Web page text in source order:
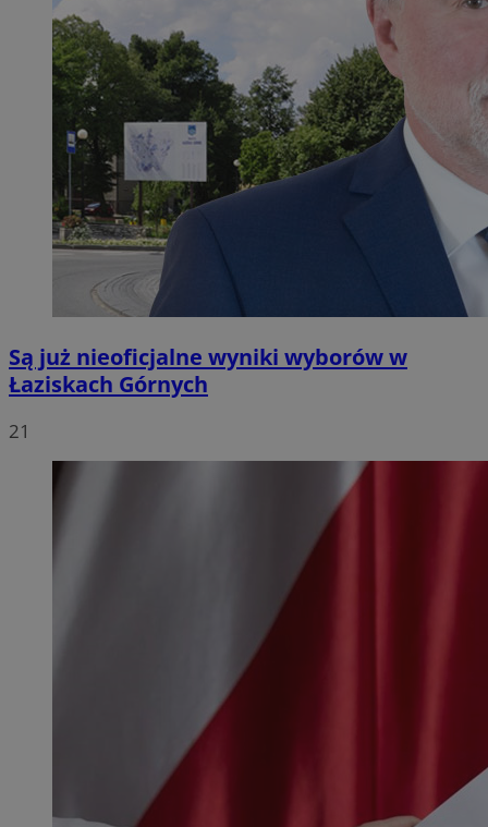
Są już nieoficjalne wyniki wyborów w
Łaziskach Górnych
21